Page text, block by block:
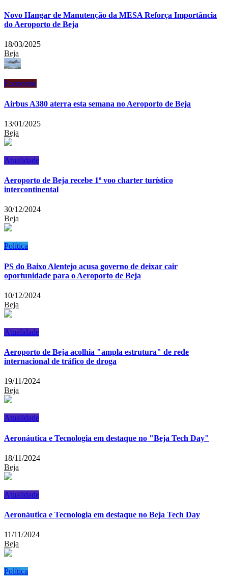
Novo Hangar de Manutenção da MESA Reforça Importância
do Aeroporto de Beja
18/03/2025
Beja
Economia
Airbus A380 aterra esta semana no Aeroporto de Beja
13/01/2025
Beja
Atualidade
Aeroporto de Beja recebe 1º voo charter turístico
intercontinental
30/12/2024
Beja
Política
PS do Baixo Alentejo acusa governo de deixar cair
oportunidade para o Aeroporto de Beja
10/12/2024
Beja
Atualidade
Aeroporto de Beja acolhia "ampla estrutura" de rede
internacional de tráfico de droga
19/11/2024
Beja
Atualidade
Aeronáutica e Tecnologia em destaque no "Beja Tech Day"
18/11/2024
Beja
Atualidade
Aeronáutica e Tecnologia em destaque no Beja Tech Day
11/11/2024
Beja
Política